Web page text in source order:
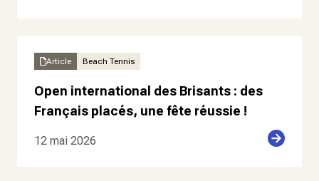
Article Beach Tennis
Open international des Brisants : des
Français placés, une fête réussie !
12 mai 2026